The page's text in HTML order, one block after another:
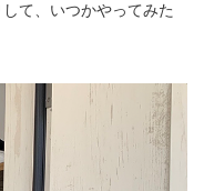
て、いつかやってみた